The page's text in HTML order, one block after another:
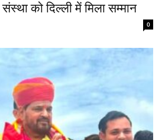
को दिल्ली में मिला सम्मान
0